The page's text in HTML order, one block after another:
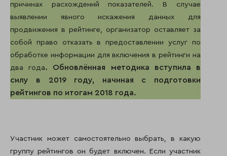
причинах расхождений показателей. В случае
выявлении явного искажения данных для
продвижения в рейтинге, организатор оставляет за
собой право отказать в предоставлении услуг по
обработке информации для включения в рейтинги на
два года. Обновлённая методика вступила в
силу в 2019 году, начиная с подготовки
рейтингов по итогам 2018 года.
Участник может самостоятельно выбрать, в какую
группу рейтингов он будет включен. Если участник